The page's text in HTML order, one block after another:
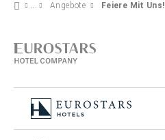
Angebote Feiere Mit Uns!